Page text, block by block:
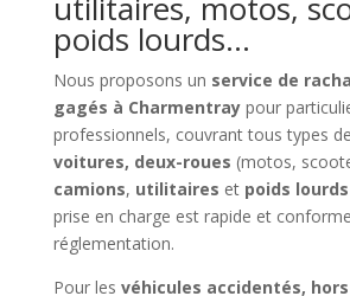
poids lourds…
Nous proposons un service de
gagés à Charmentraypour
professionnels, couvrant tous types
voitures, deux-roues (motos,
camions, utilitaires et poids
prise en charge est rapide et
réglementation.
Pour les véhicules accidentés, hors